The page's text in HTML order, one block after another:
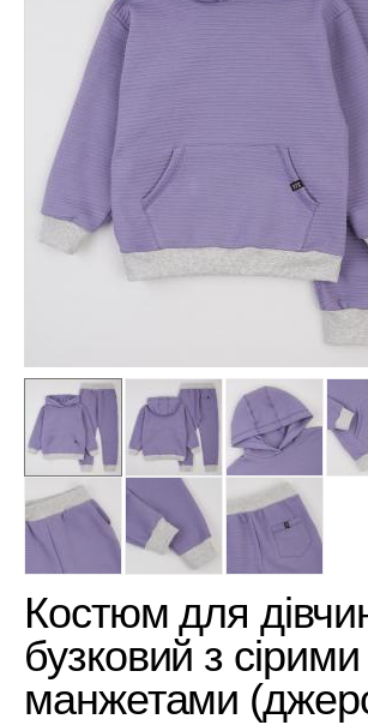
Костюм для
бузковий з сірими
манжетами